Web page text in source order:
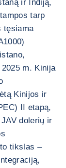
ir Indiją,
tarp
tęsiama
m. Kinija
Kinijos ir
II etapą,
dolerių ir
tikslas –